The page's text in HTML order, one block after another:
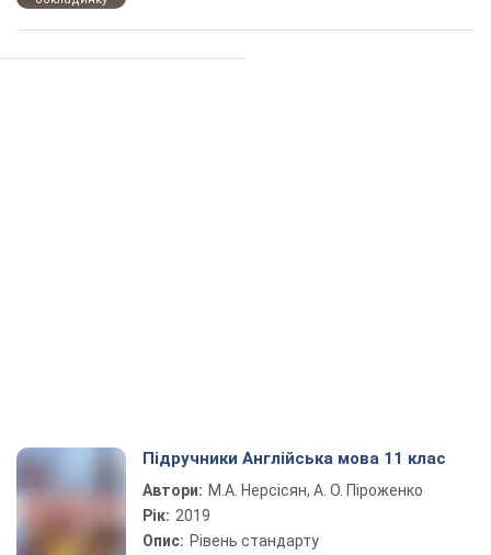
Підручники Англійська мова 11 клас
Автори: М.А. Нерсісян, А. О. Піроженко
Рік: 2019
Опис: Рівень стандарту